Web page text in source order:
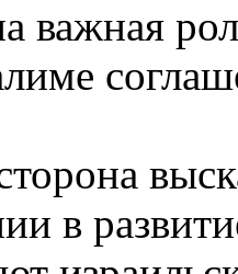
важная
в